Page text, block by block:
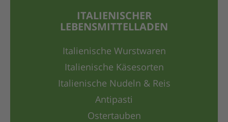
ITALIENISCHER
LEBENSMITTELLADEN
Italienische Wurstwaren
Italienische Käsesorten
Italienische Nudeln & Reis
Antipasti
Ostertauben